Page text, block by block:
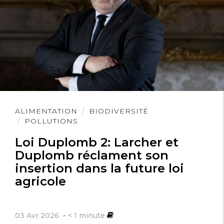
ALIMENTATION
BIODIVERSITÉ
POLLUTIONS
Loi Duplomb 2: Larcher et
Duplomb réclament son
insertion dans la future loi
agricole
03 Avr 2026 < 1 minute
Lire
l'article